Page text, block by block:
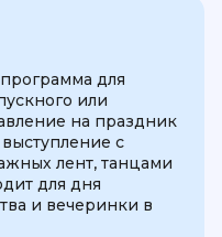
для
или
на праздник
с
лент, танцами
для дня
и вечеринки в